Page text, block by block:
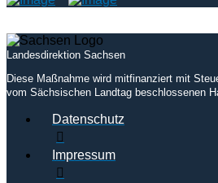
Landesdirektion Sachsen
Diese Maßnahme wird mitfinanziert mit
vom Sächsischen Landtag beschlossenen
Datenschutz
Impressum